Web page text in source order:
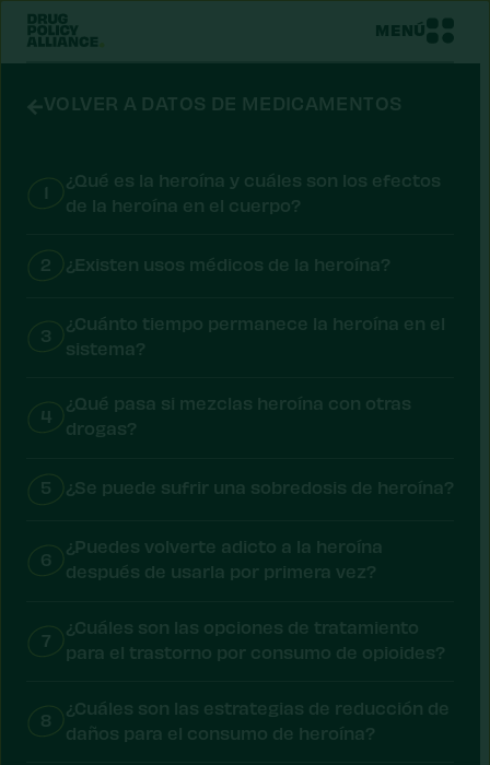
MENÚ
VOLVER A DATOS DE MEDICAMENTOS
1
¿Qué es la heroína y cuáles son los efectos
de la heroína en el cuerpo?
2 ¿Existen usos médicos de la heroína?
3
¿Cuánto tiempo permanece la heroína en el
sistema?
4
¿Qué pasa si mezclas heroína con otras
drogas?
5 ¿Se puede sufrir una sobredosis de heroína?
6
¿Puedes volverte adicto a la heroína
después de usarla por primera vez?
7
¿Cuáles son las opciones de tratamiento
para el trastorno por consumo de opioides?
8
¿Cuáles son las estrategias de reducción de
daños para el consumo de heroína?